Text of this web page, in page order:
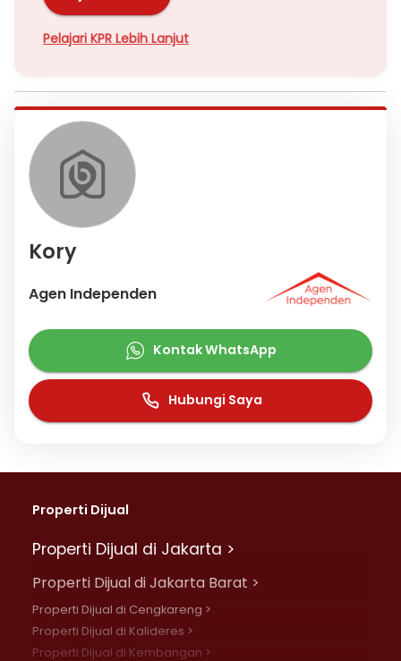
Pelajari KPR Lebih Lanjut
Kory
Agen Independen
Kontak WhatsApp
Hubungi Saya
Properti Dijual
Properti Dijual di Jakarta >
Properti Dijual di Jakarta Barat >
Properti Dijual di Cengkareng >
Properti Dijual di Kalideres >
Properti Dijual di Kembangan >